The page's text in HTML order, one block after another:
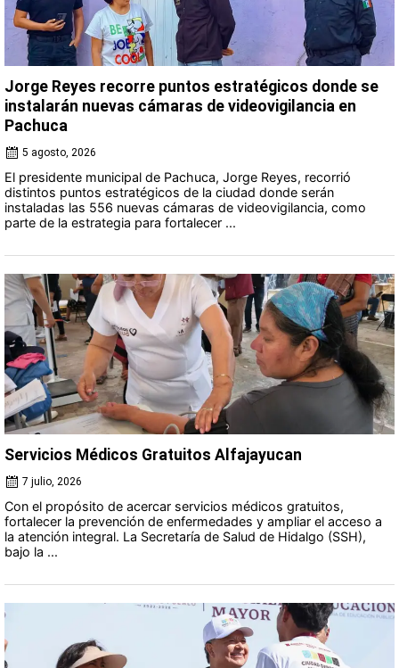
Jorge Reyes recorre puntos estratégicos donde se
instalarán nuevas cámaras de videovigilancia en
Pachuca
5 agosto, 2026
El presidente municipal de Pachuca, Jorge Reyes, recorrió
distintos puntos estratégicos de la ciudad donde serán
instaladas las 556 nuevas cámaras de videovigilancia, como
parte de la estrategia para fortalecer ...
Servicios Médicos Gratuitos Alfajayucan
7 julio, 2026
Con el propósito de acercar servicios médicos gratuitos,
fortalecer la prevención de enfermedades y ampliar el acceso a
la atención integral. La Secretaría de Salud de Hidalgo (SSH),
bajo la ...